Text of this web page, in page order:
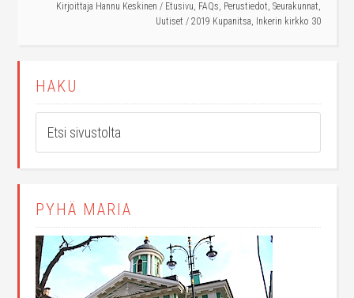
Kirjoittaja Hannu Keskinen / Etusivu, FAQs, Perustiedot, Seurakunnat,
Uutiset / 2019 Kupanitsa, Inkerin kirkko 30
HAKU
PYHÄ MARIA